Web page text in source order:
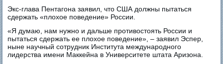
Экс-глава Пентагона заявил, что США должны пытаться
сдержать «плохое поведение» России.
«Я думаю, нам нужно и дальше противостоять России и
пытаться сдержать ее плохое поведение», – заявил Эспер,
ныне научный сотрудник Института международного
лидерства имени Маккейна в Университете штата Аризона.